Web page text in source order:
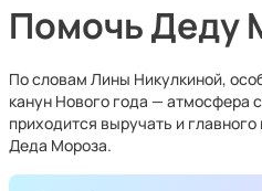
Помочь Деду
По словам Лины Никулкиной,
канун Нового года — атмосфера
приходится выручать и
Деда Мороза.